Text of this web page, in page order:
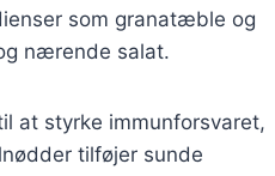
som granatæble og
nærende salat.
at styrke immunforsvaret,
tilføjer sunde